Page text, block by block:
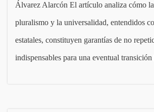
Álvarez Alarcón El artículo analiza cómo
pluralismo y la universalidad, entendidos
estatales, constituyen garantías de no
indispensables para una eventual